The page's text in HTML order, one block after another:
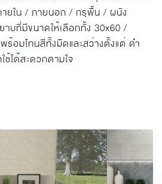
ายใน / ภายนอก / กรุพื้น / ผนัง
บที่มีขนาดให้เลือกทั้ง 30x60 /
ร้อมโทนสีทั้งมืดและสว่างตั้งแต่ ดำ
ช้ได้สะดวกตามใจ